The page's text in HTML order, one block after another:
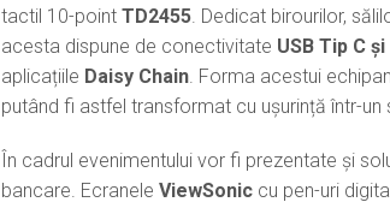
tactil 10-pointTD2455. Dedicat birourilor,
acesta dispune de conectivitate USB Tip C
aplicațiile Daisy Chain. Forma acestui
putând fi astfel transformat cu ușurință într-un
În cadrul evenimentului vor fi prezentate și
bancare. EcraneleViewSonic cu pen-uri